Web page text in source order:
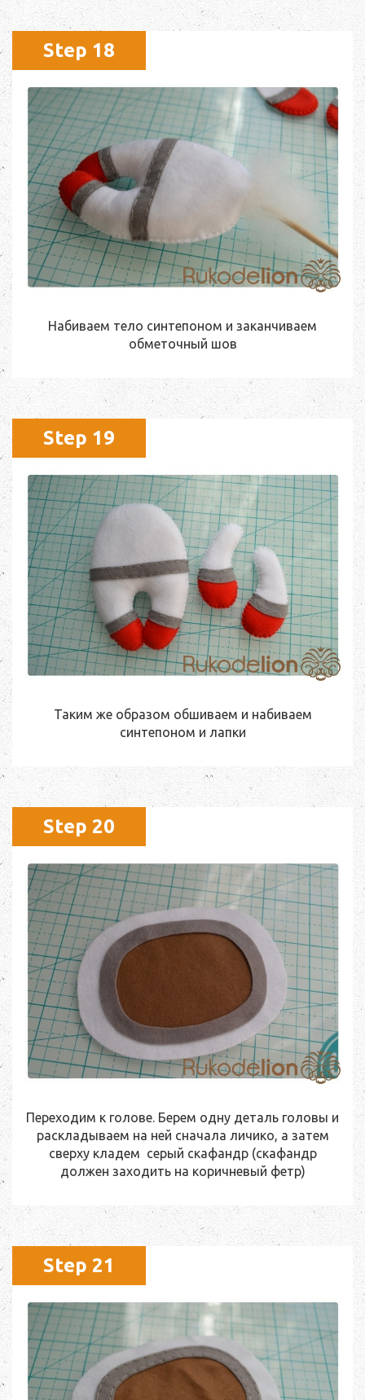
Step 18
Набиваем тело синтепоном и заканчиваем
обметочный шов
Step 19
Таким же образом обшиваем и набиваем
синтепоном и лапки
Step 20
Переходим к голове. Берем одну деталь головы и
раскладываем на ней сначала личико, а затем
сверху кладем серый скафандр (скафандр
должен заходить на коричневый фетр)
Step 21